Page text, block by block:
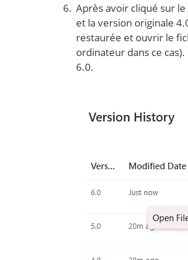
Après avoir cliqué sur
et la version originale
restaurée et ouvrir le
ordinateur dans ce
6.0.